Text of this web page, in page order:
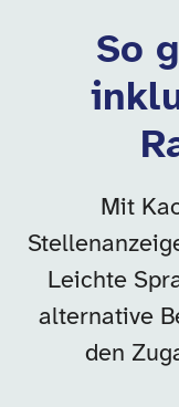
So
Mit
Leichte
alternative
den